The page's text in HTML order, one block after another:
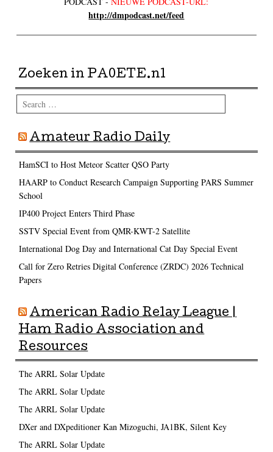
http://dmpodcast.net/feed
Zoeken in PA0ETE.nl
Search
Amateur Radio Daily
HamSCI to Host Meteor Scatter QSO Party
HAARP to Conduct Research Campaign Supporting PARS Summer
School
IP400 Project Enters Third Phase
SSTV Special Event from QMR-KWT-2 Satellite
International Dog Day and International Cat Day Special Event
Call for Zero Retries Digital Conference (ZRDC) 2026 Technical
Papers
American Radio Relay League |
Ham Radio Association and
Resources
The ARRL Solar Update
The ARRL Solar Update
The ARRL Solar Update
DXer and DXpeditioner Kan Mizoguchi, JA1BK, Silent Key
The ARRL Solar Update